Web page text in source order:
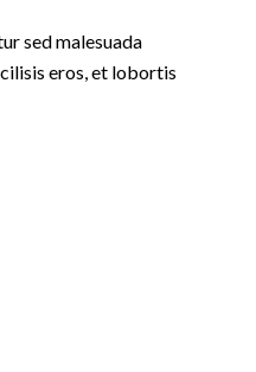
sed malesuada
eros, et lobortis